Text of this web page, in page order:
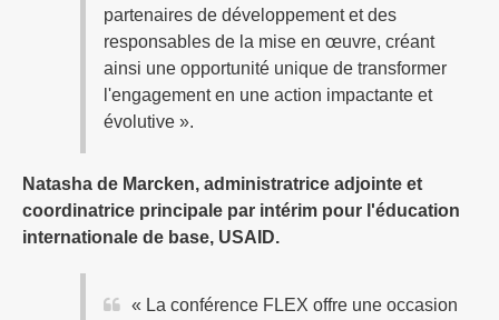
partenaires de développement et des
responsables de la mise en œuvre, créant
ainsi une opportunité unique de transformer
l'engagement en une action impactante et
évolutive ».
Natasha de Marcken, administratrice adjointe et
coordinatrice principale par intérim pour l'éducation
internationale de base, USAID.
« La conférence FLEX offre une occasion